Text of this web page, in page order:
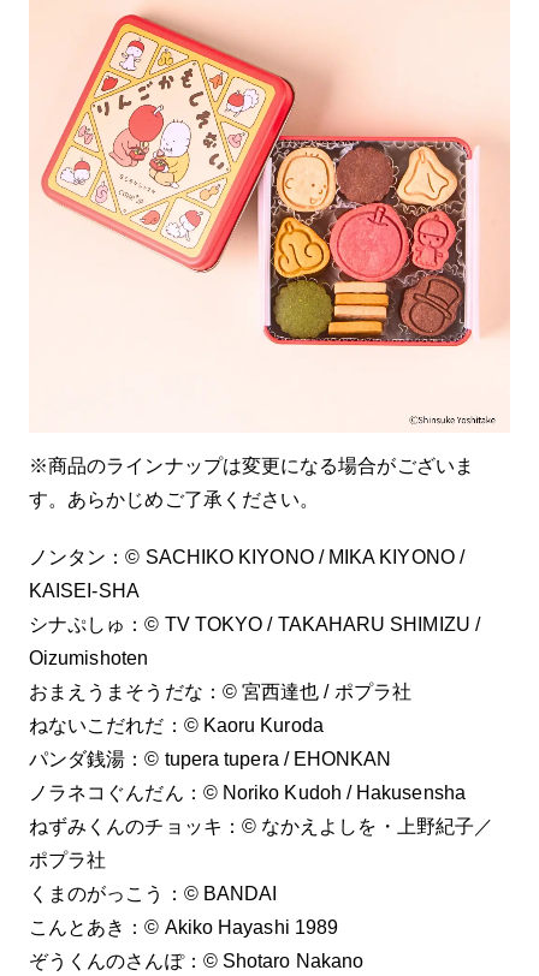
※商品のラインナップは変更になる場合がございま
す。あらかじめご了承ください。
ノンタン：© SACHIKO KIYONO / MIKA KIYONO /
KAISEI-SHA
シナぷしゅ：© TV TOKYO / TAKAHARU SHIMIZU /
Oizumishoten
おまえうまそうだな：© 宮西達也 / ポプラ社
ねないこだれだ：© Kaoru Kuroda
パンダ銭湯：© tupera tupera / EHONKAN
ノラネコぐんだん：© Noriko Kudoh / Hakusensha
ねずみくんのチョッキ：© なかえよしを・上野紀子／
ポプラ社
くまのがっこう：© BANDAI
こんとあき：©︎ Akiko Hayashi 1989
ぞうくんのさんぽ：©︎ Shotaro Nakano